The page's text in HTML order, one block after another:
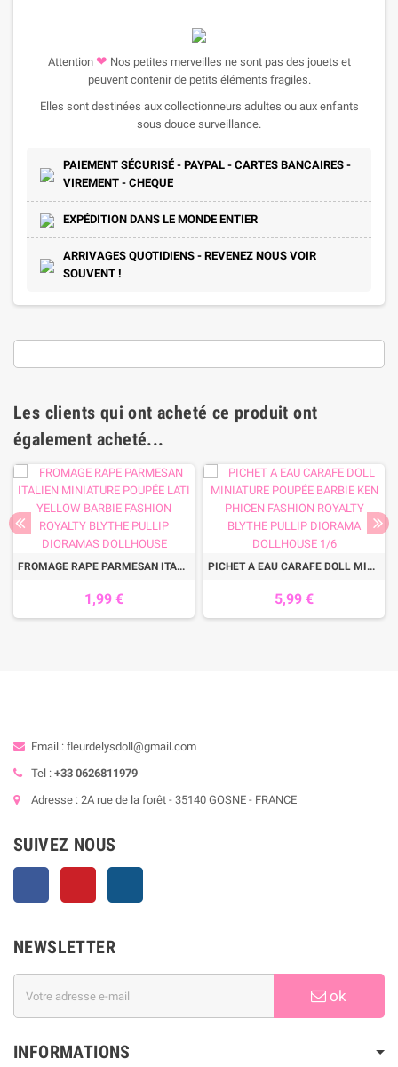
Attention ❤ Nos petites merveilles ne sont pas des jouets et
peuvent contenir de petits éléments fragiles.
Elles sont destinées aux collectionneurs adultes ou aux enfants
sous douce surveillance.
PAIEMENT SÉCURISÉ - PAYPAL - CARTES BANCAIRES -
VIREMENT - CHEQUE
EXPÉDITION DANS LE MONDE ENTIER
ARRIVAGES QUOTIDIENS - REVENEZ NOUS VOIR
SOUVENT !
Les clients qui ont acheté ce produit ont
également acheté...
FROMAGE RAPE PARMESAN ITALIEN MINIATURE POUPÉE LATI YELLOW BARBIE FASHION ROYALTY BLYTHE PULLIP DIORAMAS DOLLHOUSE
1,99 €
PICHET A EAU CARAFE DOLL MINIATURE POUPÉE BARBIE KEN PHICEN FASHION ROYALTY BLYTHE PULLIP DIORAMA DOLLHOUSE 1/6
5,99 €
Email : fleurdelysdoll@gmail.com
Tel : +33 0626811979
Adresse : 2A rue de la forêt - 35140 GOSNE - FRANCE
SUIVEZ NOUS
NEWSLETTER
ok
INFORMATIONS